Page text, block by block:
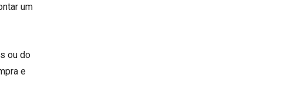
um
ou do
e